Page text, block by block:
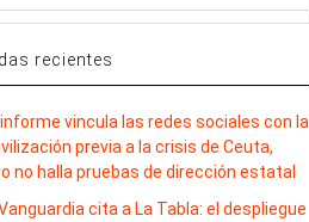
recientes
vincula las redes sociales con la
previa a la crisis de Ceuta,
no halla pruebas de dirección estatal
cita a La Tabla: el despliegue